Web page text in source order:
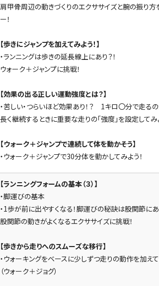
肩甲骨周辺の動きづくりのエクササイズと腕の振り方
ー！
【歩きにジャンプを加えてみよう！】
・ランニングは歩きの延長線上にあり？！
ウォーク＋ジャンプに挑戦！
【効果の出る正しい運動強度とは？】
・苦しい・つらいほど効果あり！？ 1キロ〇分で走る
長く継続するときに重要な走りの「強度」を設定してみ
【ウォーク＋ジャンプで連続して体を動かそう】
・ウォーク＋ジャンプで30分体を動かしてみよう！
【ランニングフォームの基本（３）】
・脚運びの基本
・1歩が前に出やすくなる！脚運びの秘訣は股関節にあ
股関節の動きがよくなるエクササイズに挑戦！
【歩きから走りへのスムーズな移行】
・ウォーキングをベースに少しずつ走りの動作を加えて
（ウォーク＋ジョグ）